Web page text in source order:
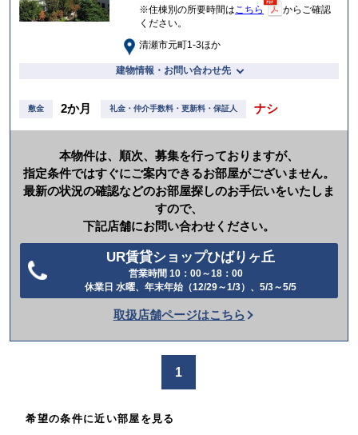
※住棟別の所要時間はこちら
からご確認
ください。
清瀬市元町1-3ほか
建物情報・お問い合わせ先
敷金 2か月 礼金・仲介手数料・更新料・保証人 ナシ
本物件は、順次、募集を行っておりますが、
指定条件ではすぐにご案内できるお部屋がございません。
最新の状況の確認などのお部屋探しのお手伝いをいたしま
すので、
下記店舗にお問い合わせください。
UR賃貸ショップひばりヶ丘
営業時間 10：00～18：00
休業日 水曜、年末年始（12/29～1/3）、5/3～5/5
話
か
取扱店舗ページはこちら
1
希望の条件に近い部屋を見る